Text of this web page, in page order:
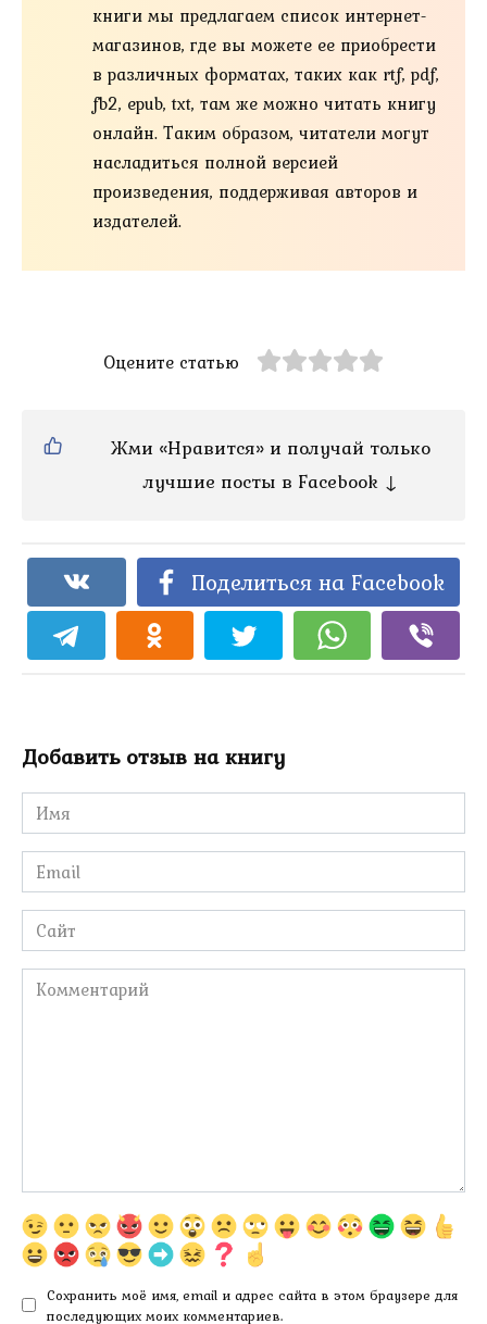
книги мы предлагаем список интернет-
магазинов, где вы можете ее приобрести
в различных форматах, таких как rtf, pdf,
fb2, epub, txt, там же можно читать книгу
онлайн. Таким образом, читатели могут
насладиться полной версией
произведения, поддерживая авторов и
издателей.
Оцените статью
Жми «Нравится» и получай только
лучшие посты в Facebook ↓
Поделиться на Facebook
Добавить отзыв на книгу
Имя
*
Email
*
Сайт
Комментарий
Сохранить моё имя, email и адрес сайта в этом браузере для
последующих моих комментариев.